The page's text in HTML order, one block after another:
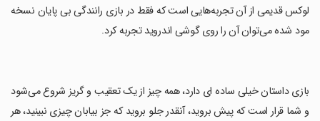
لوکس قدیمی از آن تجربه‌هایی است که فقط در بازی رانندگی بی پایان نسخه
مود شده می‌توان آن را روی گوشی اندروید تجربه کرد.
‏بازی داستان خیلی ساده ای دارد، همه چیز از یک تعقیب و گریز شروع می‌شود
و شما قرار است که پیش بروید، آنقدر جلو بروید که جز بیابان چیزی نبینید، هر